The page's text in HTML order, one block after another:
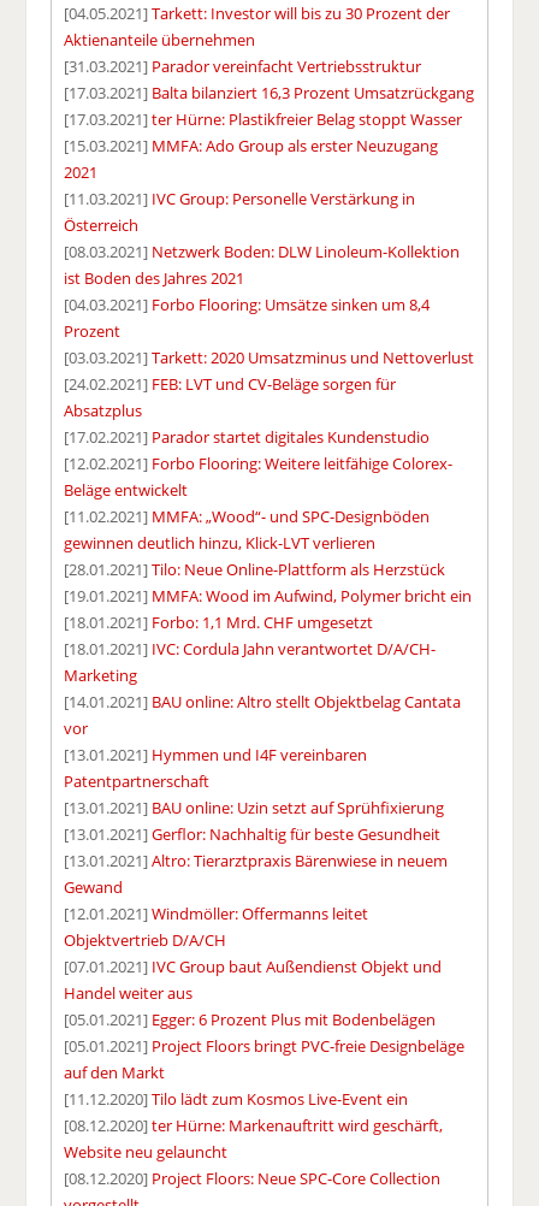
[04.05.2021]Tarkett: Investor will bis zu 30 Prozent der
Aktienanteile übernehmen
[31.03.2021] Parador vereinfacht Vertriebsstruktur
[17.03.2021] Balta bilanziert 16,3 Prozent Umsatzrückgang
[17.03.2021]ter Hürne: Plastikfreier Belag stoppt Wasser
[15.03.2021] MMFA: Ado Group als erster Neuzugang
2021
[11.03.2021] IVC Group: Personelle Verstärkung in
Österreich
[08.03.2021] Netzwerk Boden: DLW Linoleum-Kollektion
ist Boden des Jahres 2021
[04.03.2021] Forbo Flooring: Umsätze sinken um 8,4
Prozent
[03.03.2021]Tarkett: 2020 Umsatzminus und Nettoverlust
[24.02.2021] FEB: LVT und CV-Beläge sorgen für
Absatzplus
[17.02.2021] Parador startet digitales Kundenstudio
[12.02.2021] Forbo Flooring: Weitere leitfähige Colorex-
Beläge entwickelt
[11.02.2021] MMFA: „Wood“- und SPC-Designböden
gewinnen deutlich hinzu, Klick-LVT verlieren
[28.01.2021]Tilo: Neue Online-Plattform als Herzstück
[19.01.2021] MMFA: Wood im Aufwind, Polymer bricht ein
[18.01.2021] Forbo: 1,1 Mrd. CHF umgesetzt
[18.01.2021] IVC: Cordula Jahn verantwortet D/A/CH-
Marketing
[14.01.2021] BAU online: Altro stellt Objektbelag Cantata
vor
[13.01.2021] Hymmen und I4F vereinbaren
Patentpartnerschaft
[13.01.2021] BAU online: Uzin setzt auf Sprühfixierung
[13.01.2021]Gerflor: Nachhaltig für beste Gesundheit
[13.01.2021]Altro: Tierarztpraxis Bärenwiese in neuem
Gewand
[12.01.2021]Windmöller: Offermanns leitet
Objektvertrieb D/A/CH
[07.01.2021] IVC Group baut Außendienst Objekt und
Handel weiter aus
[05.01.2021] Egger: 6 Prozent Plus mit Bodenbelägen
[05.01.2021] Project Floors bringt PVC-freie Designbeläge
auf den Markt
[11.12.2020]Tilo lädt zum Kosmos Live-Event ein
[08.12.2020]ter Hürne: Markenauftritt wird geschärft,
Website neu gelauncht
[08.12.2020] Project Floors: Neue SPC-Core Collection